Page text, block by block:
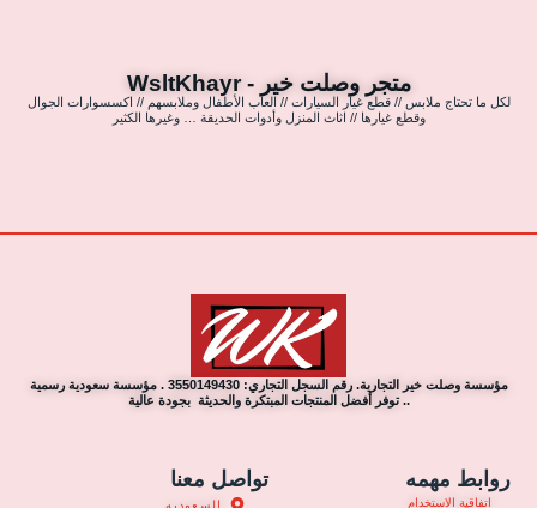
متجر وصلت خير - WsltKhayr
لكل ما تحتاج ملابس // قطع غيار السيارات // العاب الأطفال وملابسهم // اكسسوارات الجوال
وقطع غيارها // اثاث المنزل وأدوات الحديقة … وغيرها الكثير
مؤسسة وصلت خير التجارية. رقم السجل التجاري: 3550149430 . مؤسسة سعودية رسمية
.. توفر أفضل المنتجات المبتكرة والحديثة بجودة عالية
روابط مهمه
اتفاقية الاستخدام
تواصل معنا
السعوديه